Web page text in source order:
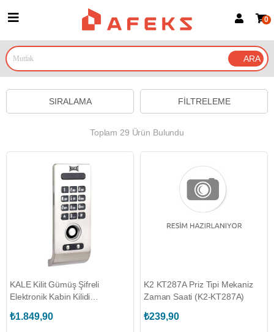
Google İle Bağlan
0
FILTRELEME
SIRALAMA
Toplam 29 Ürün Bulundu
KALE Kilit Gümüş Şifreli
Elektronik Kabin Kilidi
₺1.849,90
K2 KT287A Priz Tipi Mekaniz
Zaman Saati (K2-KT287A)
₺239,90